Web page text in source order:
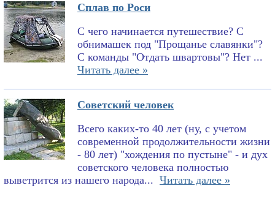
Сплав по Роси
С чего начинается путешествие? С
обнимашек под "Прощанье славянки"?
С команды "Отдать швартовы"? Нет ...
Читать далее »
Советский человек
Всего каких-то 40 лет (ну, с учетом
современной продолжительности жизни
- 80 лет) "хождения по пустыне" - и дух
советского человека полностью
выветрится из нашего народа... Читать далее »